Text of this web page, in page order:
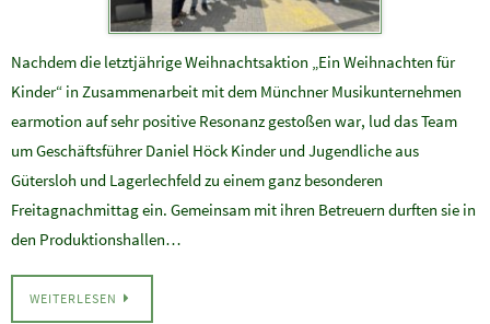
Nachdem die letztjährige Weihnachtsaktion „Ein Weihnachten für
Kinder“ in Zusammenarbeit mit dem Münchner Musikunternehmen
earmotion auf sehr positive Resonanz gestoßen war, lud das Team
um Geschäftsführer Daniel Höck Kinder und Jugendliche aus
Gütersloh und Lagerlechfeld zu einem ganz besonderen
Freitagnachmittag ein. Gemeinsam mit ihren Betreuern durften sie in
den Produktionshallen…
WEITERLESEN